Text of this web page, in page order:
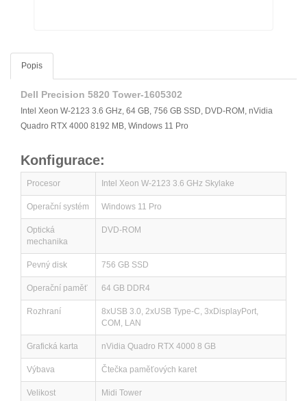
Popis
Dell Precision 5820 Tower-1605302
Intel Xeon W-2123 3.6 GHz, 64 GB, 756 GB SSD, DVD-ROM, nVidia
Quadro RTX 4000 8192 MB, Windows 11 Pro
Konfigurace:
Procesor Intel Xeon W-2123 3.6 GHz Skylake
Operační systém Windows 11 Pro
Optická
mechanika
DVD-ROM
Pevný disk 756 GB SSD
Operační paměť 64 GB DDR4
Rozhraní
8xUSB 3.0, 2xUSB Type-C, 3xDisplayPort,
COM, LAN
Grafická karta nVidia Quadro RTX 4000 8 GB
Výbava Čtečka paměťových karet
Velikost Midi Tower